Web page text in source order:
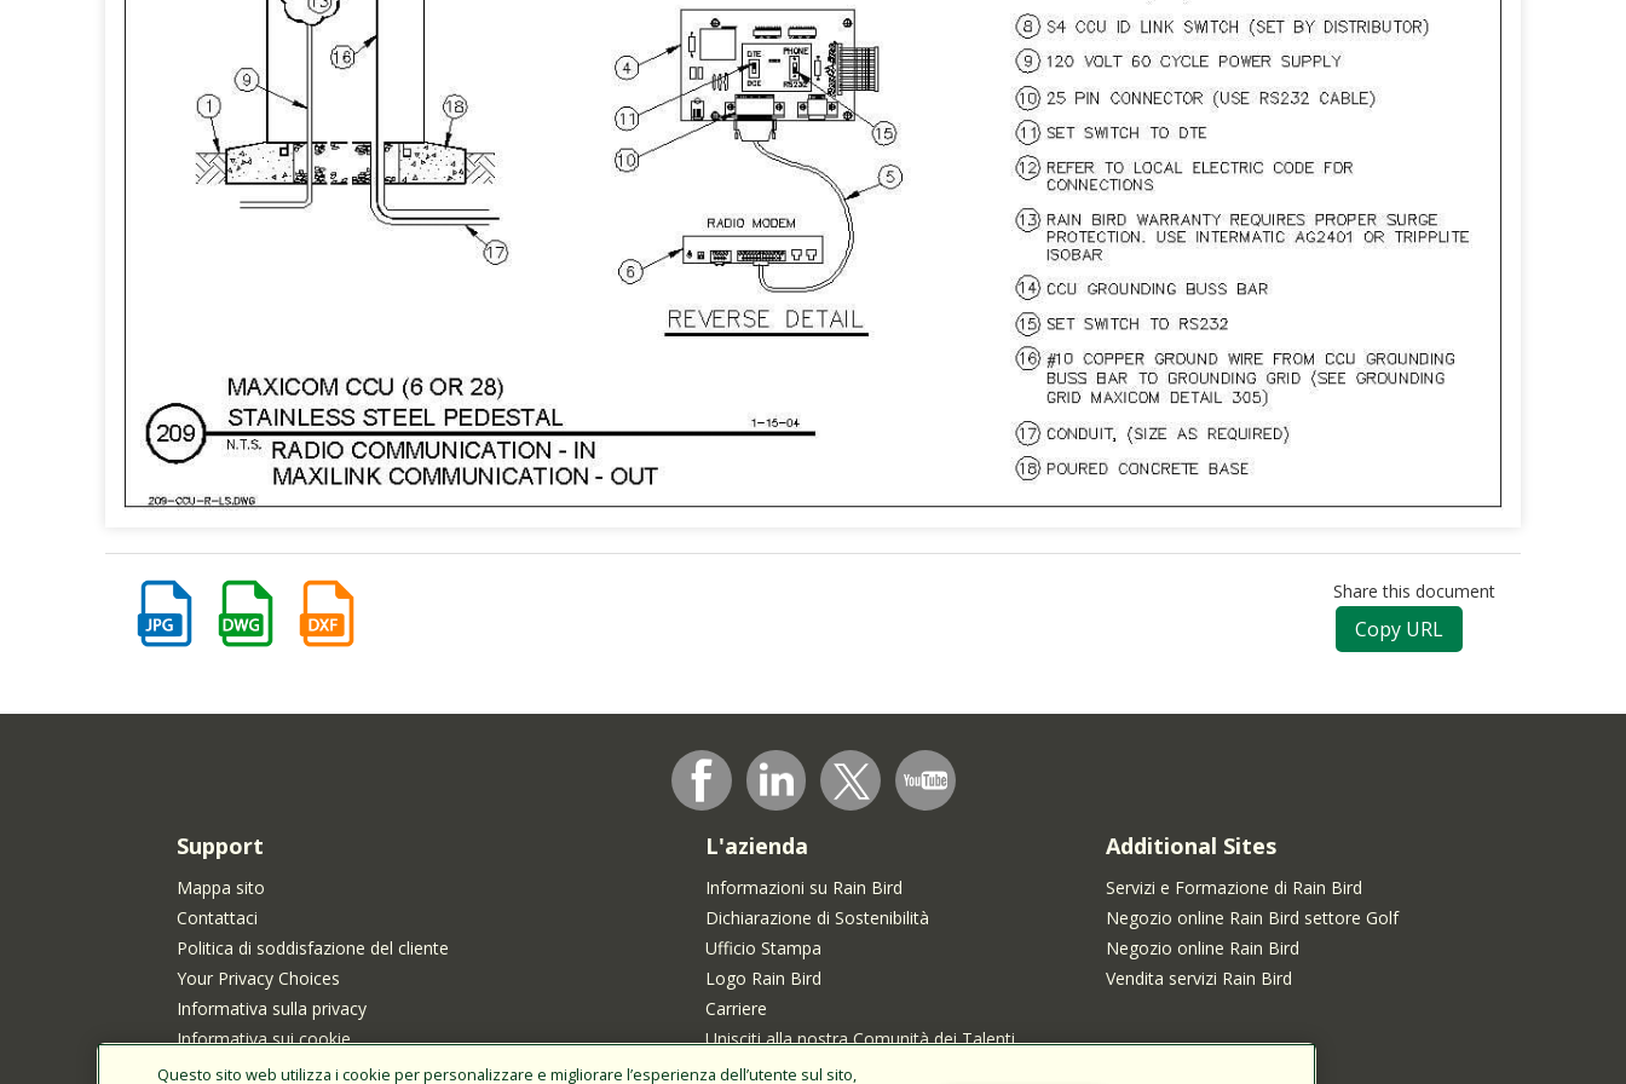
Share this document
Copy URL
Support
Mappa sito
Contattaci
Politica di soddisfazione del cliente
Your Privacy Choices
Informativa sulla privacy
Informativa sui cookie
Informativa sulla privacy di Rain Bird per i residenti in
L'azienda
Informazioni su Rain Bird
Dichiarazione di Sostenibilità
Ufficio Stampa
Logo Rain Bird
Carriere
Unisciti alla nostra Comunità dei Talenti
Additional Sites
Servizi e Formazione di Rain Bird
Negozio online Rain Bird settore Golf
Negozio online Rain Bird
Vendita servizi Rain Bird
Questo sito web utilizza i cookie per personalizzare e migliorare l’esperienza dell’utente sul sito,